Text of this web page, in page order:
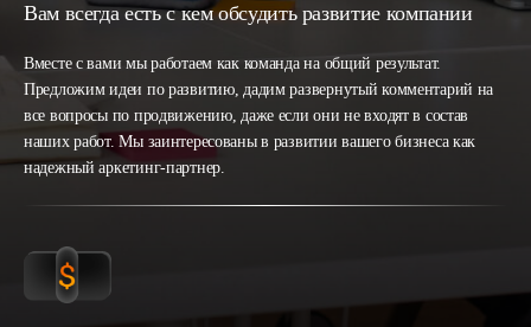
Вам всегда есть с кем обсудить развитие компании
Вместе с вами мы работаем как команда на общий результат.
Предложим идеи по развитию, дадим развернутый комментарий на
все вопросы по продвижению, даже если они не входят в состав
наших работ. Мы заинтересованы в развитии вашего бизнеса как
надежный аркетинг-партнер.